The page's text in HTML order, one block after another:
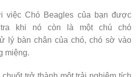
việc Chó Beagles của bạn được
khi nó còn là một chú chó
lý bàn chân của chó, chó sờ vào
miệng.